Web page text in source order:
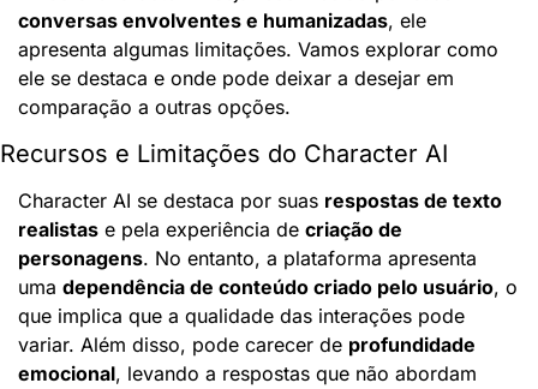
conversas envolventes e humanizadas, ele
apresenta algumas limitações. Vamos explorar como
ele se destaca e onde pode deixar a desejar em
comparação a outras opções.
Recursos e Limitações do Character AI
Character AI se destaca por suas respostas de texto
realistas e pela experiência de criação de
personagens. No entanto, a plataforma apresenta
uma dependência de conteúdo criado pelo usuário, o
que implica que a qualidade das interações pode
variar. Além disso, pode carecer de profundidade
emocional, levando a respostas que não abordam